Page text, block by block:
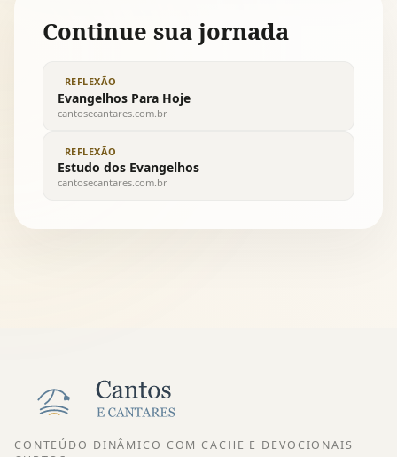
Continue sua jornada
REFLEXÃO
Evangelhos Para Hoje
cantosecantares.com.br
REFLEXÃO
Estudo dos Evangelhos
cantosecantares.com.br
CONTEÚDO DINÂMICO COM CACHE E DEVOCIONAIS